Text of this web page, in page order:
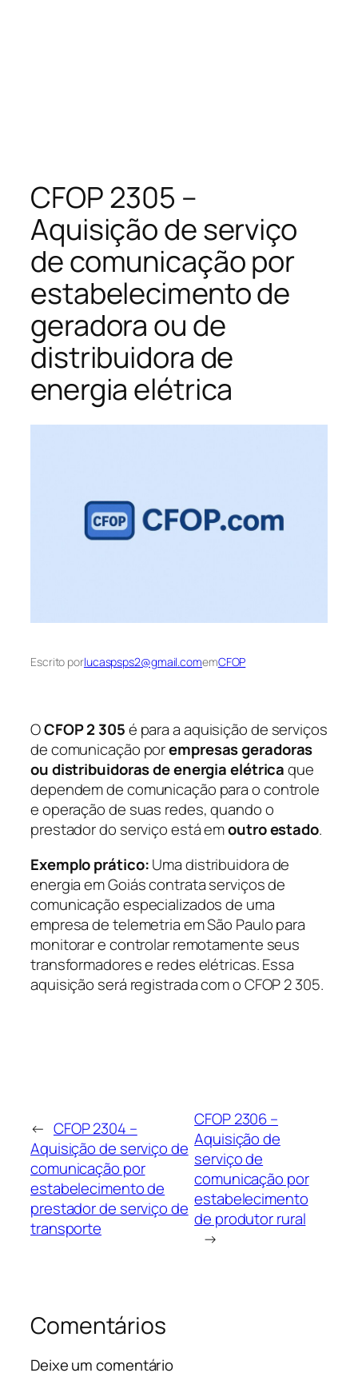
CFOP 2305 –
Aquisição de serviço
de comunicação por
estabelecimento de
geradora ou de
distribuidora de
energia elétrica
Escrito porlucaspsps2@gmail.comemCFOP
OCFOP 2 305é para a aquisição de serviços
de comunicação porempresas geradoras
ou distribuidoras de energia elétricaque
dependem de comunicação para o controle
e operação de suas redes, quando o
prestador do serviço está emoutro estado.
Exemplo prático:Uma distribuidora de
energia em Goiás contrata serviços de
comunicação especializados de uma
empresa de telemetria em São Paulo para
monitorar e controlar remotamente seus
transformadores e redes elétricas. Essa
aquisição será registrada com o CFOP 2 305.
← CFOP 2304 –
Aquisição de serviço de
comunicação por
estabelecimento de
prestador de serviço de
transporte
CFOP 2306 –
Aquisição de
serviço de
comunicação por
estabelecimento
de produtor rural
→
Comentários
Deixe um comentário